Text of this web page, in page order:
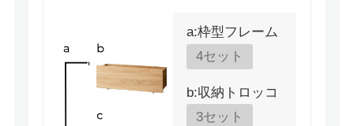
a:枠型フレーム
4セット
b:収納トロッコ
3セット